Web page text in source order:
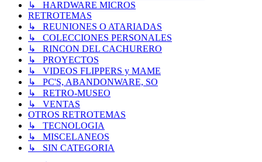
↳ HARDWARE MICROS
RETROTEMAS
↳ REUNIONES O ATARIADAS
↳ COLECCIONES PERSONALES
↳ RINCON DEL CACHURERO
↳ PROYECTOS
↳ VIDEOS FLIPPERS y MAME
↳ PC'S, ABANDONWARE, SO
↳ RETRO-MUSEO
↳ VENTAS
OTROS RETROTEMAS
↳ TECNOLOGIA
↳ MISCELANEOS
↳ SIN CATEGORIA